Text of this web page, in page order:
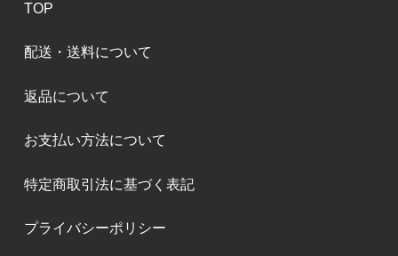
TOP
配送・送料について
返品について
お支払い方法について
特定商取引法に基づく表記
プライバシーポリシー